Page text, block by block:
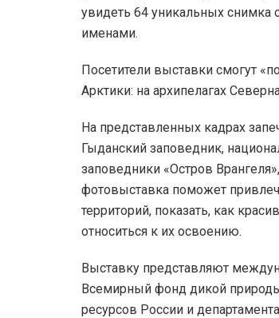
увидеть 64 уникальных снимка
именами.
Посетители выставки смогут
Арктики: на архипелагах
На представленных кадрах
Гыданский заповедник,
заповедники «Остров
фотовыставка поможет
территорий, показать, как
относиться к их освоению.
Выставку представляют
Всемирный фонд дикой
ресурсов России и